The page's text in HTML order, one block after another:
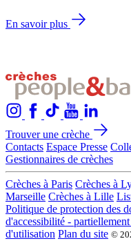
En savoir plus
Trouver une crèche
Contacts Espace Presse
Gestionnaires de crèches
Crèches à Paris Crèches à
Marseille Crèches à Lille
Politique de protection des
d'accessibilité -
d'utilisation Plan du site ©